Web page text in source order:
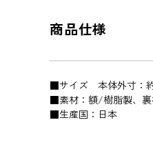
商品仕様
■サイズ 本体外寸：約
■素材：額/樹脂製、
■生産国：日本